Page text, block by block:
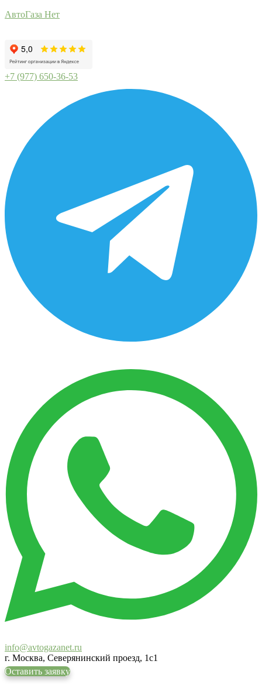
АвтоГаза Нет
+7 (977) 650-36-53
info@avtogazanet.ru
г. Москва, Северянинский проезд, 1с1
Оставить заявку